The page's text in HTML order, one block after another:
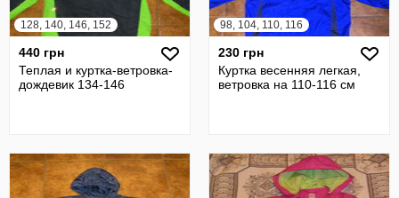
128, 140, 146, 152
440 грн
Теплая и куртка-ветровка-
дождевик 134-146
98, 104, 110, 116
230 грн
Куртка весенняя легкая,
ветровка на 110-116 см